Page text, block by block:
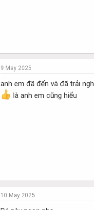
9 May 2025
anh em đã đến và đã trải
là anh em cũng hiểu
10 May 2025